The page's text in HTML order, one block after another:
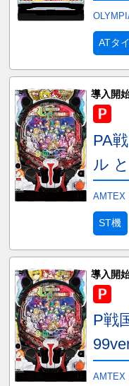
ATタ
導入開
PA
ル
AMTEX
ST機
導入開
P戦
AMTEX